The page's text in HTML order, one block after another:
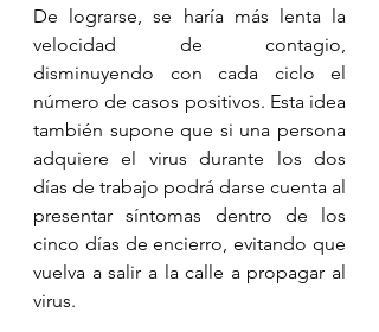
De lograrse, se haría más lenta la
velocidad de contagio,
disminuyendo con cada ciclo el
número de casos positivos. Esta idea
también supone que si una persona
adquiere el virus durante los dos
días de trabajo podrá darse cuenta al
presentar síntomas dentro de los
cinco días de encierro, evitando que
vuelva a salir a la calle a propagar al
virus.